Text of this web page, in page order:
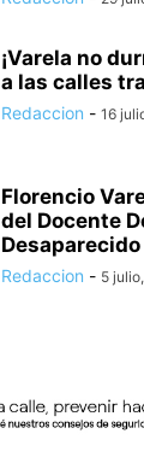
¡Varela no
a las calles
Redaccion - 16
Florencio
del Docente
Desaparecido
Redaccion - 5